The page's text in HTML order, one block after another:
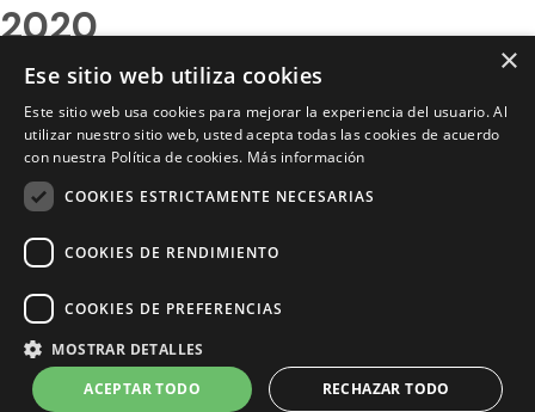
2020
2020
2020
2020
2020
2020
2020
×
Ese sitio web utiliza cookies
Este sitio web usa cookies para mejorar la experiencia del usuario. Al
utilizar nuestro sitio web, usted acepta todas las cookies de acuerdo
con nuestra Política de cookies. Más información
COOKIES ESTRICTAMENTE NECESARIAS
COOKIES DE RENDIMIENTO
COOKIES DE PREFERENCIAS
MOSTRAR DETALLES
ACEPTAR TODO
RECHAZAR TODO